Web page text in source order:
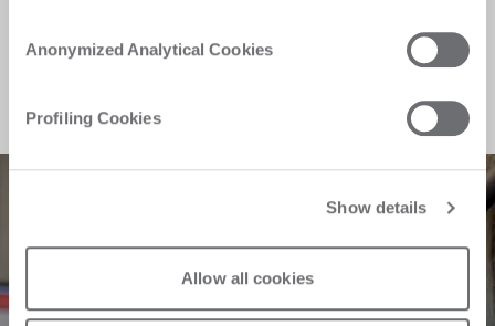
Anonymized Analytical Cookies
Profiling Cookies
Show details
Allow all cookies
Serviceanfrage